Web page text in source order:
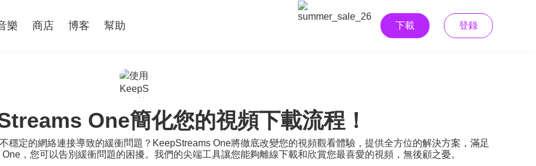
樂 商店 博客 幫助 下載 登錄
One簡化您的視頻下載流程！
穩定的網絡連接導致的緩衝問題？KeepStreams One將徹底改變您的視頻觀看體驗，提供全方位的解決方案，滿足
，您可以告別緩衝問題的困擾。我們的尖端工具讓您能夠離線下載和欣賞您最喜愛的視頻，無後顧之憂。